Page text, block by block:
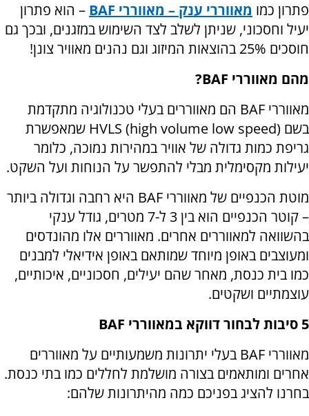
פתרון כמו מאווררי ענק – מאווררי BAF – הוא פתרון
יעיל וחסכוני, שניתן לשלב לצד השימוש במזגנים, ובכך גם
חוסכים 25% בהוצאות המיזוג וגם נהנים מאוויר צונן!
מהם מאווררי BAF
?
מאווררי BAF הם מאווררים בעלי טכנולוגיה מתקדמת
בשם
HVLS (high volume low speed
) שמאפשרת
גריפת כמות גדולה של אוויר במהירות נמוכה, כלומר
יעילות מקסימלית מבלי להתפשר על הנוחות ועל השקט.
מוטת הכנפיים של מאווררי BAF היא רחבה וגדולה ביותר
– קוטר הכנפיים הוא בין 3 ל-7 מטרים, גודל ענקי
בהשוואה למאווררים אחרים. מאווררים אלו מהונדסים
ומעוצבים באופן מיוחד שמותאם באופן אידיאלי למבנים
כמו בית כנסת, מאחר שהם יעילים, חסכוניים, איכותיים,
עוצמתיים ושקטים.
5 סיבות לבחור דווקא במאווררי
BAF
מאווררי BAF בעלי יתרונות משמעותיים על מאווררים
אחרים ומותאמים בצורה מושלמת לחללים כמו בתי כנסת.
בחרנו להציג בפניכם כמה מהיתרונות שלהם: